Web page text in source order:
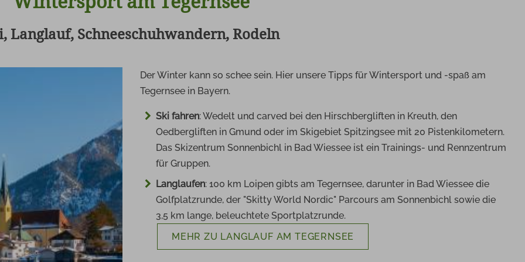
Langlauf, Schneeschuhwandern, Rodeln
Der Winter kann so schee sein. Hier unsere Tipps für Wintersport und -spaß am
Tegernsee in Bayern.
Ski fahren: Wedelt und carved bei den Hirschbergliften in Kreuth, den
Oedbergliften in Gmund oder im Skigebiet Spitzingsee mit 20 Pistenkilometern.
Das Skizentrum Sonnenbichl in Bad Wiessee ist ein Trainings- und Rennzentrum
für Gruppen.
Langlaufen: 100 km Loipen gibts am Tegernsee, darunter in Bad Wiessee die
Golfplatzrunde, der "Skitty World Nordic" Parcours am Sonnenbichl sowie die
3,5 km lange, beleuchtete Sportplatzrunde.
MEHR ZU LANGLAUF AM TEGERNSEE